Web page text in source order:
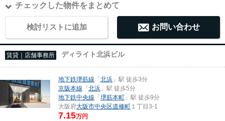
チェックした物件をまとめて
検討リストに追加 お問い合わせ
賃貸｜店舗事務所 ディライト北浜ビル
地下鉄堺筋線 「北浜 」駅 徒歩3分
京阪本線 「北浜 」駅 徒歩5分
地下鉄中央線 「堺筋本町 」駅 徒歩9分
大阪府大阪市中央区道修町 １丁目3-1
7.15万円